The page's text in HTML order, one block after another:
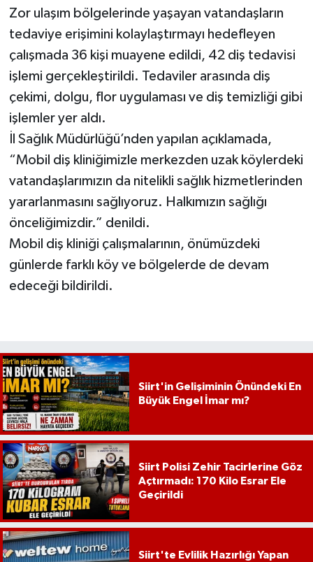
Zor ulaşım bölgelerinde yaşayan vatandaşların
tedaviye erişimini kolaylaştırmayı hedefleyen
çalışmada 36 kişi muayene edildi, 42 diş tedavisi
işlemi gerçekleştirildi. Tedaviler arasında diş
çekimi, dolgu, flor uygulaması ve diş temizliği gibi
işlemler yer aldı.
İl Sağlık Müdürlüğü’nden yapılan açıklamada,
“Mobil diş kliniğimizle merkezden uzak köylerdeki
vatandaşlarımızın da nitelikli sağlık hizmetlerinden
yararlanmasını sağlıyoruz. Halkımızın sağlığı
önceliğimizdir.” denildi.
Mobil diş kliniği çalışmalarının, önümüzdeki
günlerde farklı köy ve bölgelerde de devam
edeceği bildirildi.
Siirt'in Gelişiminin Önündeki En
Büyük Engel İmar mı?
Siirt Polisi Zehir Tacirlerine Göz
Açtırmadı: 170 Kilo Esrar Ele
Geçirildi
Siirt'te Evlilik Hazırlığı Yapan